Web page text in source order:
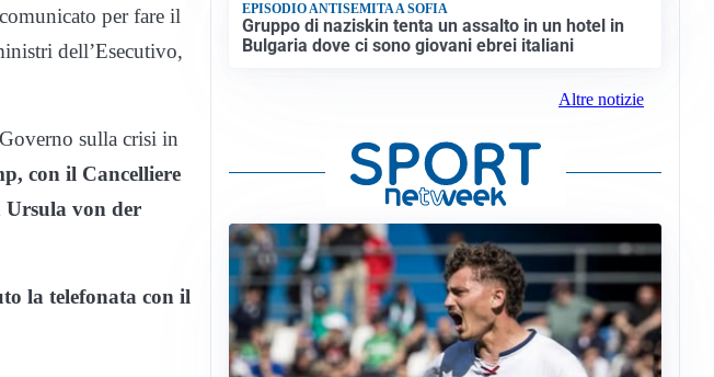
per fare il
dell’Esecutivo,
sulla crisi in
con il Cancelliere
Ursula von der
la telefonata con il
EPISODIO ANTISEMITA A SOFIA
Gruppo di naziskin tenta un assalto in un hotel in
Bulgaria dove ci sono giovani ebrei italiani
Altre notizie